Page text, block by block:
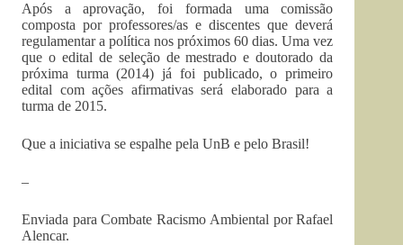
Após a aprovação, foi formada uma comissão
composta por professores/as e discentes que deverá
regulamentar a política nos próximos 60 dias. Uma vez
que o edital de seleção de mestrado e doutorado da
próxima turma (2014) já foi publicado, o primeiro
edital com ações afirmativas será elaborado para a
turma de 2015.
Que a iniciativa se espalhe pela UnB e pelo Brasil!
–
Enviada para Combate Racismo Ambiental por Rafael
Alencar.